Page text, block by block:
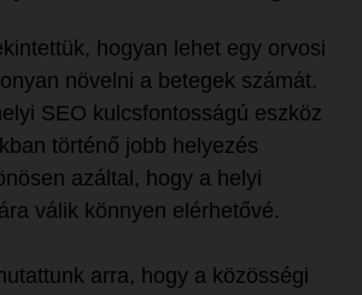
hogyan lehet egy orvosi
növelni a betegek számát.
SEO kulcsfontosságú eszköz
történő jobb helyezés
azáltal, hogy a helyi
válik könnyen elérhetővé.
arra, hogy a közösségi